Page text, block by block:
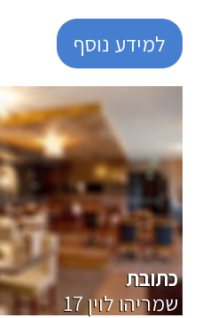
למידע נוסף
מזנון מהיר
כתובת
17 שמריהו לוין